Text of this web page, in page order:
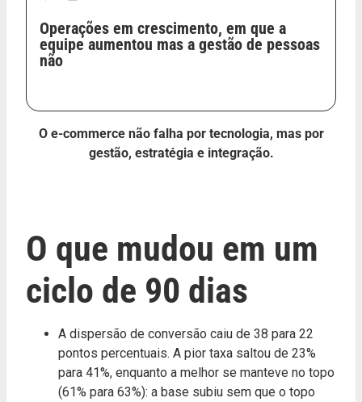
Operações em crescimento, em que a
equipe aumentou mas a gestão de pessoas
não
O e-commerce não falha por tecnologia, mas por
gestão, estratégia e integração.
O que mudou em um
ciclo de 90 dias
A dispersão de conversão caiu de 38 para 22
pontos percentuais. A pior taxa saltou de 23%
para 41%, enquanto a melhor se manteve no topo
(61% para 63%): a base subiu sem que o topo